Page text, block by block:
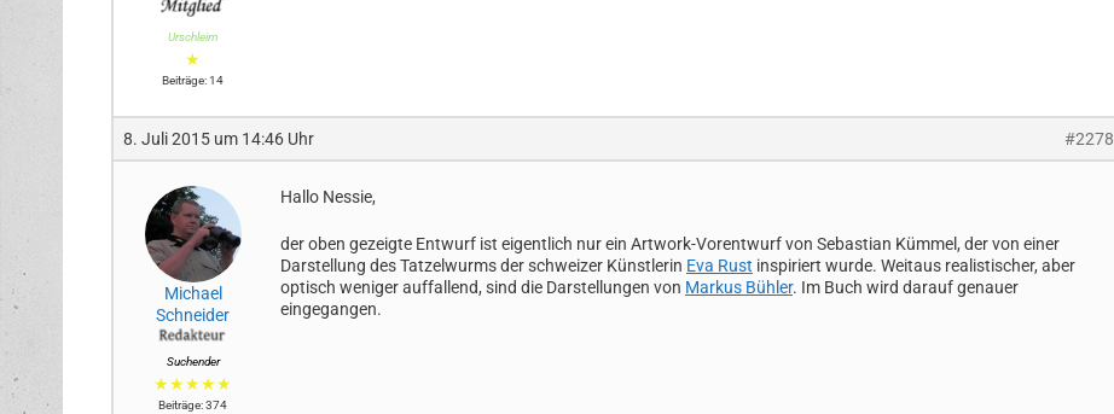
Urschleim
★
Beiträge: 14
8. Juli 2015 um 14:46 Uhr #2278
Michael
Schneider
Suchender
★★★★★
Beiträge: 374
Hallo Nessie,
der oben gezeigte Entwurf ist eigentlich nur ein Artwork-Vorentwurf von Sebastian Kümmel, der von einer
Darstellung des Tatzelwurms der schweizer Künstlerin Eva Rust inspiriert wurde. Weitaus realistischer, aber
optisch weniger auffallend, sind die Darstellungen von Markus Bühler. Im Buch wird darauf genauer
eingegangen.